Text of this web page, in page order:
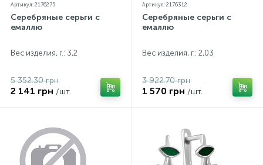
Артикул: 2176275
Серебряные серьги с
емаллю
Вес изделия, г.: 3,2
5 352.30 грн
2 141 грн /шт.
Артикул: 2176312
Серебряные серьги с
емаллю
Вес изделия, г.: 2,03
3 922.70 грн
1 570 грн /шт.